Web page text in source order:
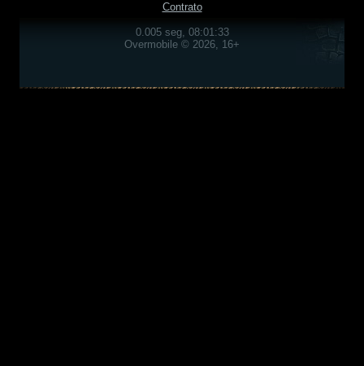
Contrato
0.005 seg, 08:01:33
Overmobile © 2026, 16+